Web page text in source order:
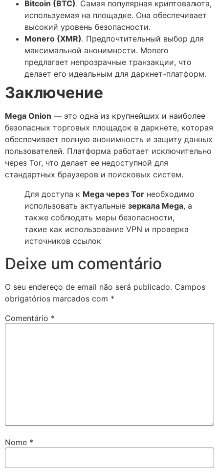
Bitcoin (BTC). Самая популярная криптовалюта,
используемая на площадке. Она обеспечивает
высокий уровень безопасности.
Monero (XMR). Предпочтительный выбор для
максимальной анонимности. Monero
предлагает непрозрачные транзакции, что
делает его идеальным для даркнет-платформ.
Заключение
Mega Onion — это одна из крупнейших и наиболее
безопасных торговых площадок в даркнете, которая
обеспечивает полную анонимность и защиту данных
пользователей. Платформа работает исключительно
через Tor, что делает ее недоступной для
стандартных браузеров и поисковых систем.
Для доступа к Mega через Tor необходимо
использовать актуальные зеркала Mega, а
также соблюдать меры безопасности,
такие как использование VPN и проверка
источников ссылок
Deixe um comentário
O seu endereço de email não será publicado. Campos
obrigatórios marcados com *
Comentário *
Nome *